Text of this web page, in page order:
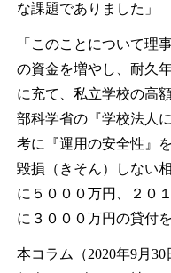
な課題でありました」
「このことについて理
の資金を増やし、耐久
に充て、私立学校の高
部科学省の『学校法人
考に『運用の安全性』
毀損（きそん）しない
に５０００万円、２０
に３０００万円の貸付
本コラム（2020年9月